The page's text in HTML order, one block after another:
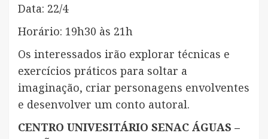
Data: 22/4
Horário: 19h30 às 21h
Os interessados irão explorar técnicas e
exercícios práticos para soltar a
imaginação, criar personagens envolventes
e desenvolver um conto autoral.
CENTRO UNIVESITÁRIO SENAC ÁGUAS –